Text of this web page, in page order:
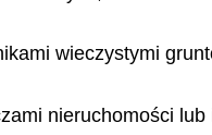
wieczystymi
nieruchomości